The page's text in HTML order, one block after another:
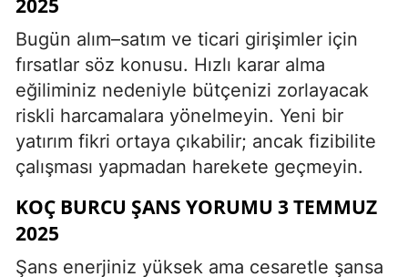
2025
Bugün alım–satım ve ticari girişimler için
fırsatlar söz konusu. Hızlı karar alma
eğiliminiz nedeniyle bütçenizi zorlayacak
riskli harcamalara yönelmeyin. Yeni bir
yatırım fikri ortaya çıkabilir; ancak fizibilite
çalışması yapmadan harekete geçmeyin.
KOÇ BURCU ŞANS YORUMU 3 TEMMUZ
2025
Şans enerjiniz yüksek ama cesaretle şansa